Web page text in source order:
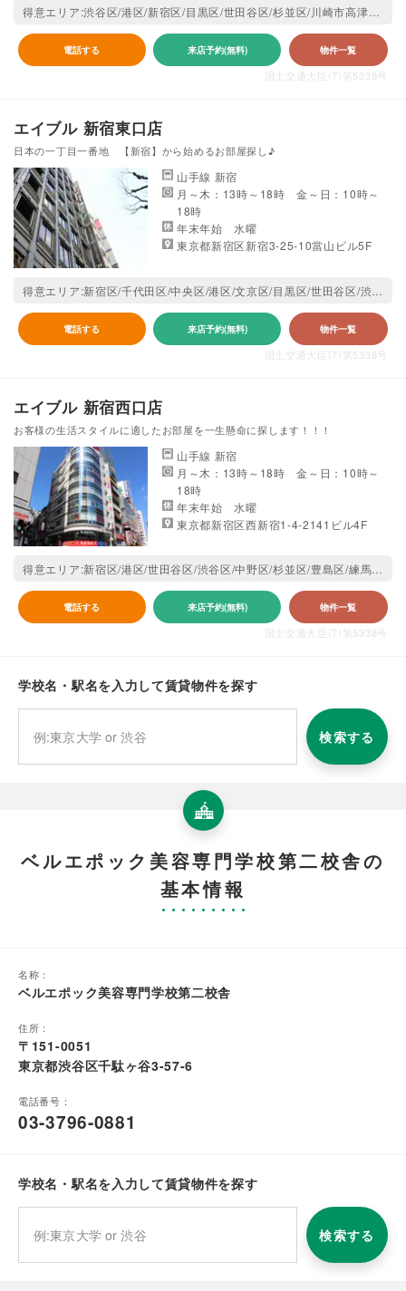
得意エリア:渋谷区/港区/新宿区/目黒区/世田谷区/杉並区/川崎市高津区/川崎市宮前区
電話する 来店予約(無料) 物件一覧
国土交通大臣(7)第5338号
エイブル 新宿東口店
日本の一丁目一番地 【新宿】から始めるお部屋探し♪
山手線 新宿
月～木：13時～18時 金～日：10時～
18時
年末年始 水曜
東京都新宿区新宿3-25-10當山ビル5F
電話する 来店予約(無料) 物件一覧
国土交通大臣(7)第5338号
エイブル 新宿西口店
お客様の生活スタイルに適したお部屋を一生懸命に探します！！！
山手線 新宿
月～木：13時～18時 金～日：10時～
18時
年末年始 水曜
東京都新宿区西新宿1-4-2141ビル4F
得意エリア:新宿区/港区/世田谷区/渋谷区/中野区/杉並区/豊島区/練馬区/武蔵野市/三鷹市
電話する 来店予約(無料) 物件一覧
国土交通大臣(7)第5338号
学校名・駅名を入力して賃貸物件を探す
検索する
ベルエポック美容専門学校第二校舎の
基本情報
名称：
ベルエポック美容専門学校第二校舎
住所：
〒151-0051
東京都渋谷区千駄ヶ谷3-57-6
電話番号：
03-3796-0881
学校名・駅名を入力して賃貸物件を探す
検索する